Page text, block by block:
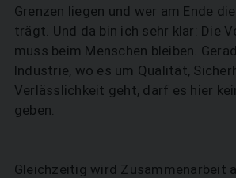
Grenzen liegen und wer am Ende
trägt. Und da bin ich sehr klar: Die
muss beim Menschen bleiben.
Industrie, wo es um Qualität,
Verlässlichkeit geht, darf es hier
geben.
Gleichzeitig wird Zusammenarbeit